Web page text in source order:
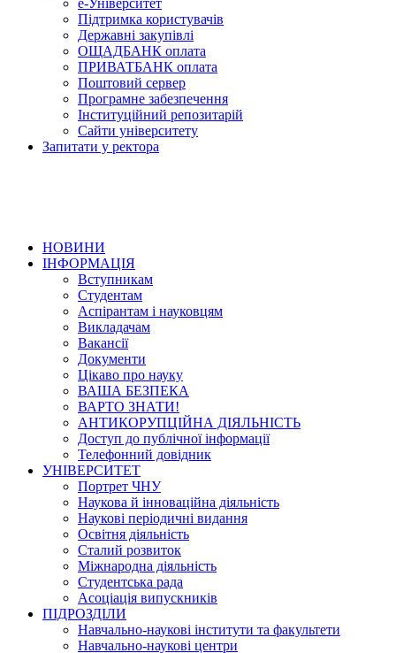
Підтримка користувачів
Державні закупівлі
ОЩАДБАНК оплата
ПРИВАТБАНК оплата
Поштовий сервер
Програмне забезпечення
Інституційний репозитарій
Сайти університету
Запитати у ректора
НОВИНИ
ІНФОРМАЦІЯ
Вступникам
Студентам
Аспірантам і науковцям
Викладачам
Вакансії
Документи
Цікаво про науку
ВАША БЕЗПЕКА
ВАРТО ЗНАТИ!
АНТИКОРУПЦІЙНА ДІЯЛЬНІСТЬ
Доступ до публічної інформації
Телефонний довідник
УНІВЕРСИТЕТ
Портрет ЧНУ
Наукова й інноваційна діяльність
Наукові періодичні видання
Освітня діяльність
Сталий розвиток
Міжнародна діяльність
Студентська рада
Асоціація випускників
ПІДРОЗДІЛИ
Навчально-наукові інститути та факультети
Навчально-наукові центри